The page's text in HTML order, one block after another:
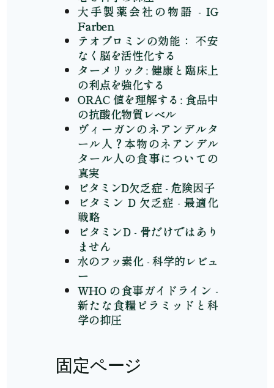
大手製薬会社の物語 - IG
Farben
テオブロミンの効能： 不安
なく脳を活性化する
ターメリック: 健康と臨床上
の利点を強化する
ORAC 値を理解する: 食品中
の抗酸化物質レベル
ヴィーガンのネアンデルタ
ール人？本物のネアンデル
タール人の食事についての
真実
ビタミンD欠乏症 - 危険因子
ビタミン D 欠乏症 - 最適化
戦略
ビタミンD - 骨だけではあり
ません
水のフッ素化 - 科学的レビュ
ー
WHO の食事ガイドライン -
新たな食糧ピラミッドと科
学の抑圧
固定ページ